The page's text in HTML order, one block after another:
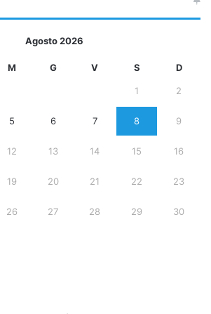
Agosto 2026
M G V S D
1 2
5 6 7 8 9
12 13 14 15 16
19 20 21 22 23
26 27 28 29 30